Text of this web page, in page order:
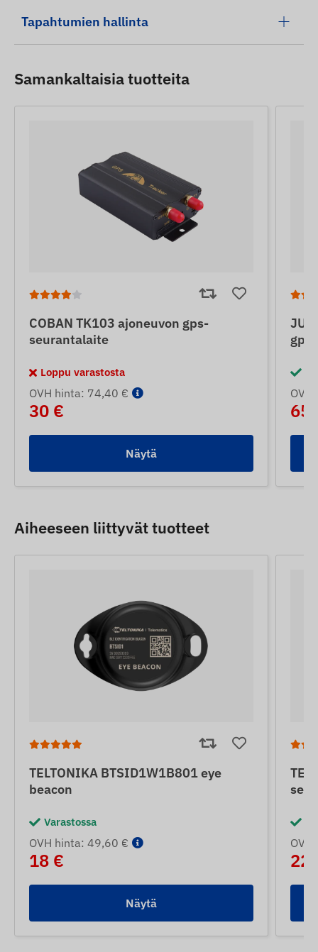
Tapahtumien hallinta
Samankaltaisia ​​tuotteita
COBAN TK103 ajoneuvon gps-
seurantalaite
Loppu varastosta
OVH hinta: 74,40 €
30 €
Näytä
65
Aiheeseen liittyvät tuotteet
TELTONIKA BTSID1W1B801 eye
beacon
Varastossa
OVH hinta: 49,60 €
18 €
Näytä
22